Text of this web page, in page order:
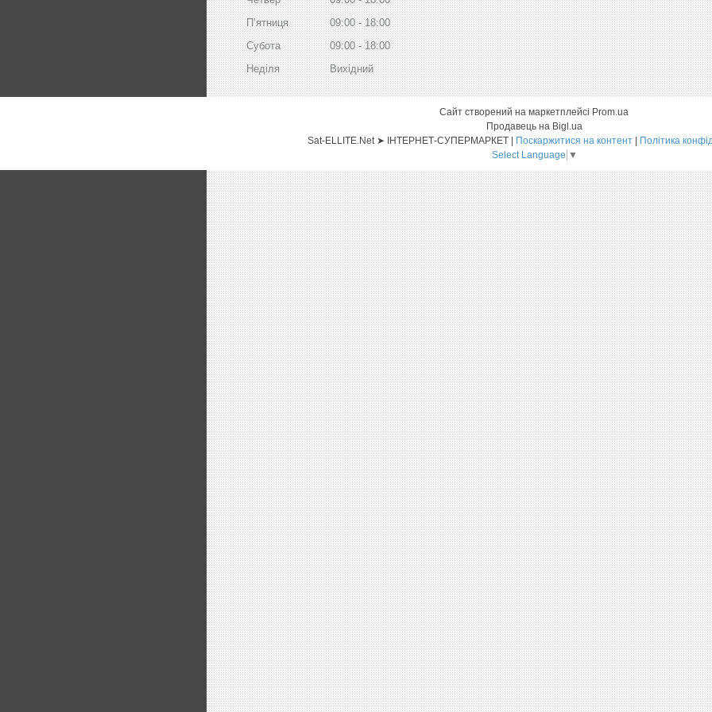
Пʼятниця
09:00
18:00
Субота
09:00
18:00
Неділя
Вихідний
Сайт створений на маркетплейсі Prom.ua
Продавець на Bigl.ua
Sat-ELLITE.Net ➤ ІНТЕРНЕТ-СУПЕРМАРКЕТ | Поскаржитися на контент | Політика
Select Language ▼